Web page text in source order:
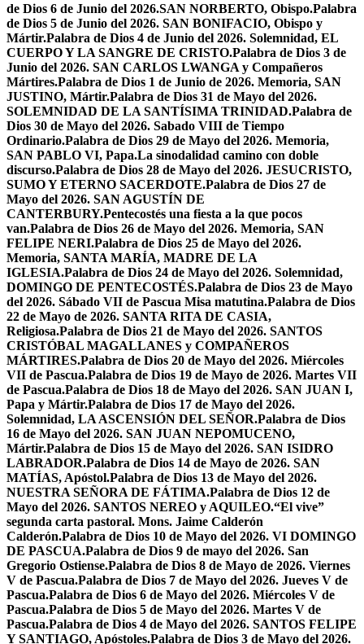
de Dios 6 de Junio del 2026.SAN NORBERTO, Obispo.Palabra
de Dios 5 de Junio del 2026. SAN BONIFACIO, Obispo y
Mártir.Palabra de Dios 4 de Junio del 2026. Solemnidad, EL
CUERPO Y LA SANGRE DE CRISTO.Palabra de Dios 3 de
Junio del 2026. SAN CARLOS LWANGA y Compañeros
Mártires.Palabra de Dios 1 de Junio de 2026. Memoria, SAN
JUSTINO, Mártir.Palabra de Dios 31 de Mayo del 2026.
SOLEMNIDAD DE LA SANTÍSIMA TRINIDAD.Palabra de
Dios 30 de Mayo del 2026. Sabado VIII de Tiempo
Ordinario.Palabra de Dios 29 de Mayo del 2026. Memoria,
SAN PABLO VI, Papa.La sinodalidad camino con doble
discurso.Palabra de Dios 28 de Mayo del 2026. JESUCRISTO,
SUMO Y ETERNO SACERDOTE.Palabra de Dios 27 de
Mayo del 2026. SAN AGUSTÍN DE
CANTERBURY.Pentecostés una fiesta a la que pocos
van.Palabra de Dios 26 de Mayo del 2026. Memoria, SAN
FELIPE NERI.Palabra de Dios 25 de Mayo del 2026.
Memoria, SANTA MARÍA, MADRE DE LA
IGLESIA.Palabra de Dios 24 de Mayo del 2026. Solemnidad,
DOMINGO DE PENTECOSTÉS.Palabra de Dios 23 de Mayo
del 2026. Sábado VII de Pascua Misa matutina.Palabra de Dios
22 de Mayo de 2026. SANTA RITA DE CASIA,
Religiosa.Palabra de Dios 21 de Mayo del 2026. SANTOS
CRISTÓBAL MAGALLANES y COMPAÑEROS
MÁRTIRES.Palabra de Dios 20 de Mayo del 2026. Miércoles
VII de Pascua.Palabra de Dios 19 de Mayo de 2026. Martes VII
de Pascua.Palabra de Dios 18 de Mayo del 2026. SAN JUAN I,
Papa y Mártir.Palabra de Dios 17 de Mayo del 2026.
Solemnidad, LA ASCENSIÓN DEL SEÑOR.Palabra de Dios
16 de Mayo del 2026. SAN JUAN NEPOMUCENO,
Mártir.Palabra de Dios 15 de Mayo del 2026. SAN ISIDRO
LABRADOR.Palabra de Dios 14 de Mayo de 2026. SAN
MATÍAS, Apóstol.Palabra de Dios 13 de Mayo del 2026.
NUESTRA SEÑORA DE FÁTIMA.Palabra de Dios 12 de
Mayo del 2026. SANTOS NEREO y AQUILEO.“El vive”
segunda carta pastoral. Mons. Jaime Calderón
Calderón.Palabra de Dios 10 de Mayo del 2026. VI DOMINGO
DE PASCUA.Palabra de Dios 9 de mayo del 2026. San
Gregorio Ostiense.Palabra de Dios 8 de Mayo de 2026. Viernes
V de Pascua.Palabra de Dios 7 de Mayo del 2026. Jueves V de
Pascua.Palabra de Dios 6 de Mayo del 2026. Miércoles V de
Pascua.Palabra de Dios 5 de Mayo del 2026. Martes V de
Pascua.Palabra de Dios 4 de Mayo del 2026. SANTOS FELIPE
Y SANTIAGO, Apóstoles.Palabra de Dios 3 de Mayo del 2026.